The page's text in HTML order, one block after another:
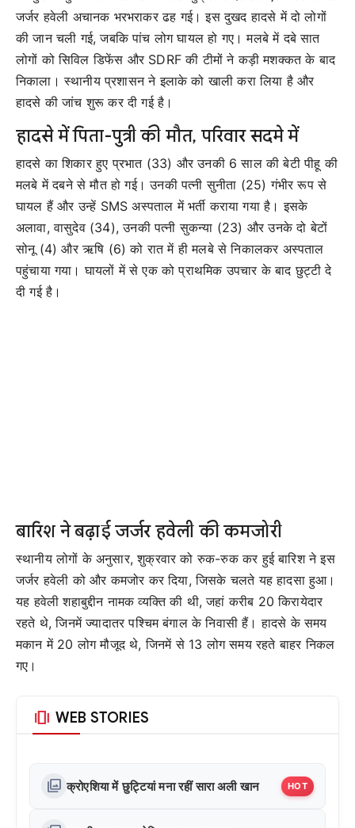
जर्जर हवेली अचानक भरभराकर ढह गई। इस दुखद हादसे में दो लोगों
की जान चली गई, जबकि पांच लोग घायल हो गए। मलबे में दबे सात
लोगों को सिविल डिफेंस और SDRF की टीमों ने कड़ी मशक्कत के बाद
निकाला। स्थानीय प्रशासन ने इलाके को खाली करा लिया है और
हादसे की जांच शुरू कर दी गई है।
हादसे में पिता-पुत्री की मौत, परिवार सदमे में
हादसे का शिकार हुए प्रभात (33) और उनकी 6 साल की बेटी पीहू की
मलबे में दबने से मौत हो गई। उनकी पत्नी सुनीता (25) गंभीर रूप से
घायल हैं और उन्हें SMS अस्पताल में भर्ती कराया गया है। इसके
अलावा, वासुदेव (34), उनकी पत्नी सुकन्या (23) और उनके दो बेटों
सोनू (4) और ऋषि (6) को रात में ही मलबे से निकालकर अस्पताल
पहुंचाया गया। घायलों में से एक को प्राथमिक उपचार के बाद छुट्टी दे
दी गई है।
बारिश ने बढ़ाई जर्जर हवेली की कमजोरी
स्थानीय लोगों के अनुसार, शुक्रवार को रुक-रुक कर हुई बारिश ने इस
जर्जर हवेली को और कमजोर कर दिया, जिसके चलते यह हादसा हुआ।
यह हवेली शहाबुद्दीन नामक व्यक्ति की थी, जहां करीब 20 किरायेदार
रहते थे, जिनमें ज्यादातर पश्चिम बंगाल के निवासी हैं। हादसे के समय
मकान में 20 लोग मौजूद थे, जिनमें से 13 लोग समय रहते बाहर निकल
गए।
amp_stories WEB STORIES
photo_library क्रोएशिया में छुट्टियां मना रहीं सारा अली खान HOT